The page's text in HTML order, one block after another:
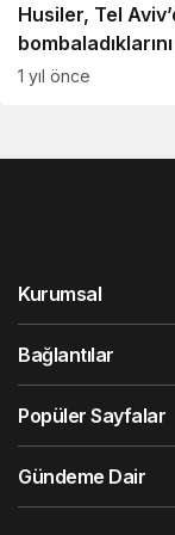
Husiler, Tel
1 yıl önce
Kurumsal
Bağlantılar
Popüler Sayfalar
Gündeme Dair